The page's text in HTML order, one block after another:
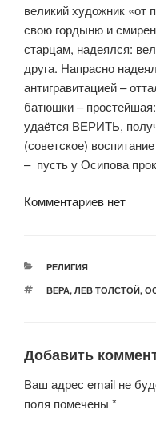
великий художник «от
свою гордыню и
старцам, надеялся:
друга. Напрасно
антигравитацией –
батюшки –
удаётся ВЕРИТЬ,
(советское)
– пусть у Осипова
Комментариев нет
РУБРИКИ
РЕЛИГИЯ
МЕТКИ
ВЕРА, ЛЕВ ТОЛСТОЙ,
Добавить
Ваш адрес email не
поля помечены *